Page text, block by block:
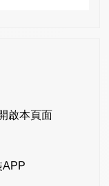
啟本頁面
APP